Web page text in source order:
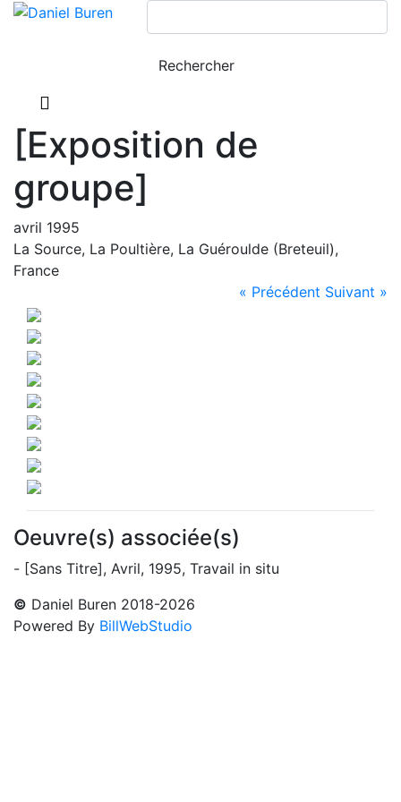
[Exposition de
groupe]
avril 1995
La Source, La Poultière, La Guéroulde (Breteuil),
France
« Précédent Suivant »
Oeuvre(s) associée(s)
- [Sans Titre], Avril, 1995, Travail in situ
© Daniel Buren 2018-2026
Powered By BillWebStudio